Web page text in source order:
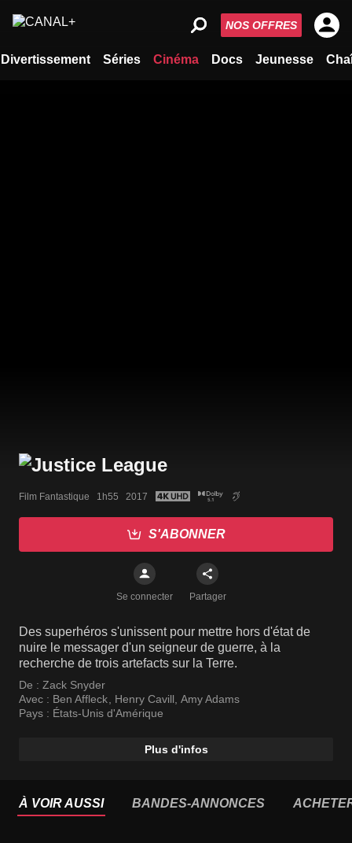
Divertissement Séries Cinéma Docs Jeunesse
NOS OFFRES
Film Fantastique   1h55   2017
S'ABONNER
Se connecter Partager
Des superhéros s'unissent pour mettre hors d'état de
nuire le messager d'un seigneur de guerre, à la
recherche de trois artefacts sur la Terre.
De : Zack Snyder
Avec : Ben Affleck, Henry Cavill, Amy Adams
Pays : États-Unis d'Amérique
Plus d'infos
À VOIR AUSSI BANDES-ANNONCES